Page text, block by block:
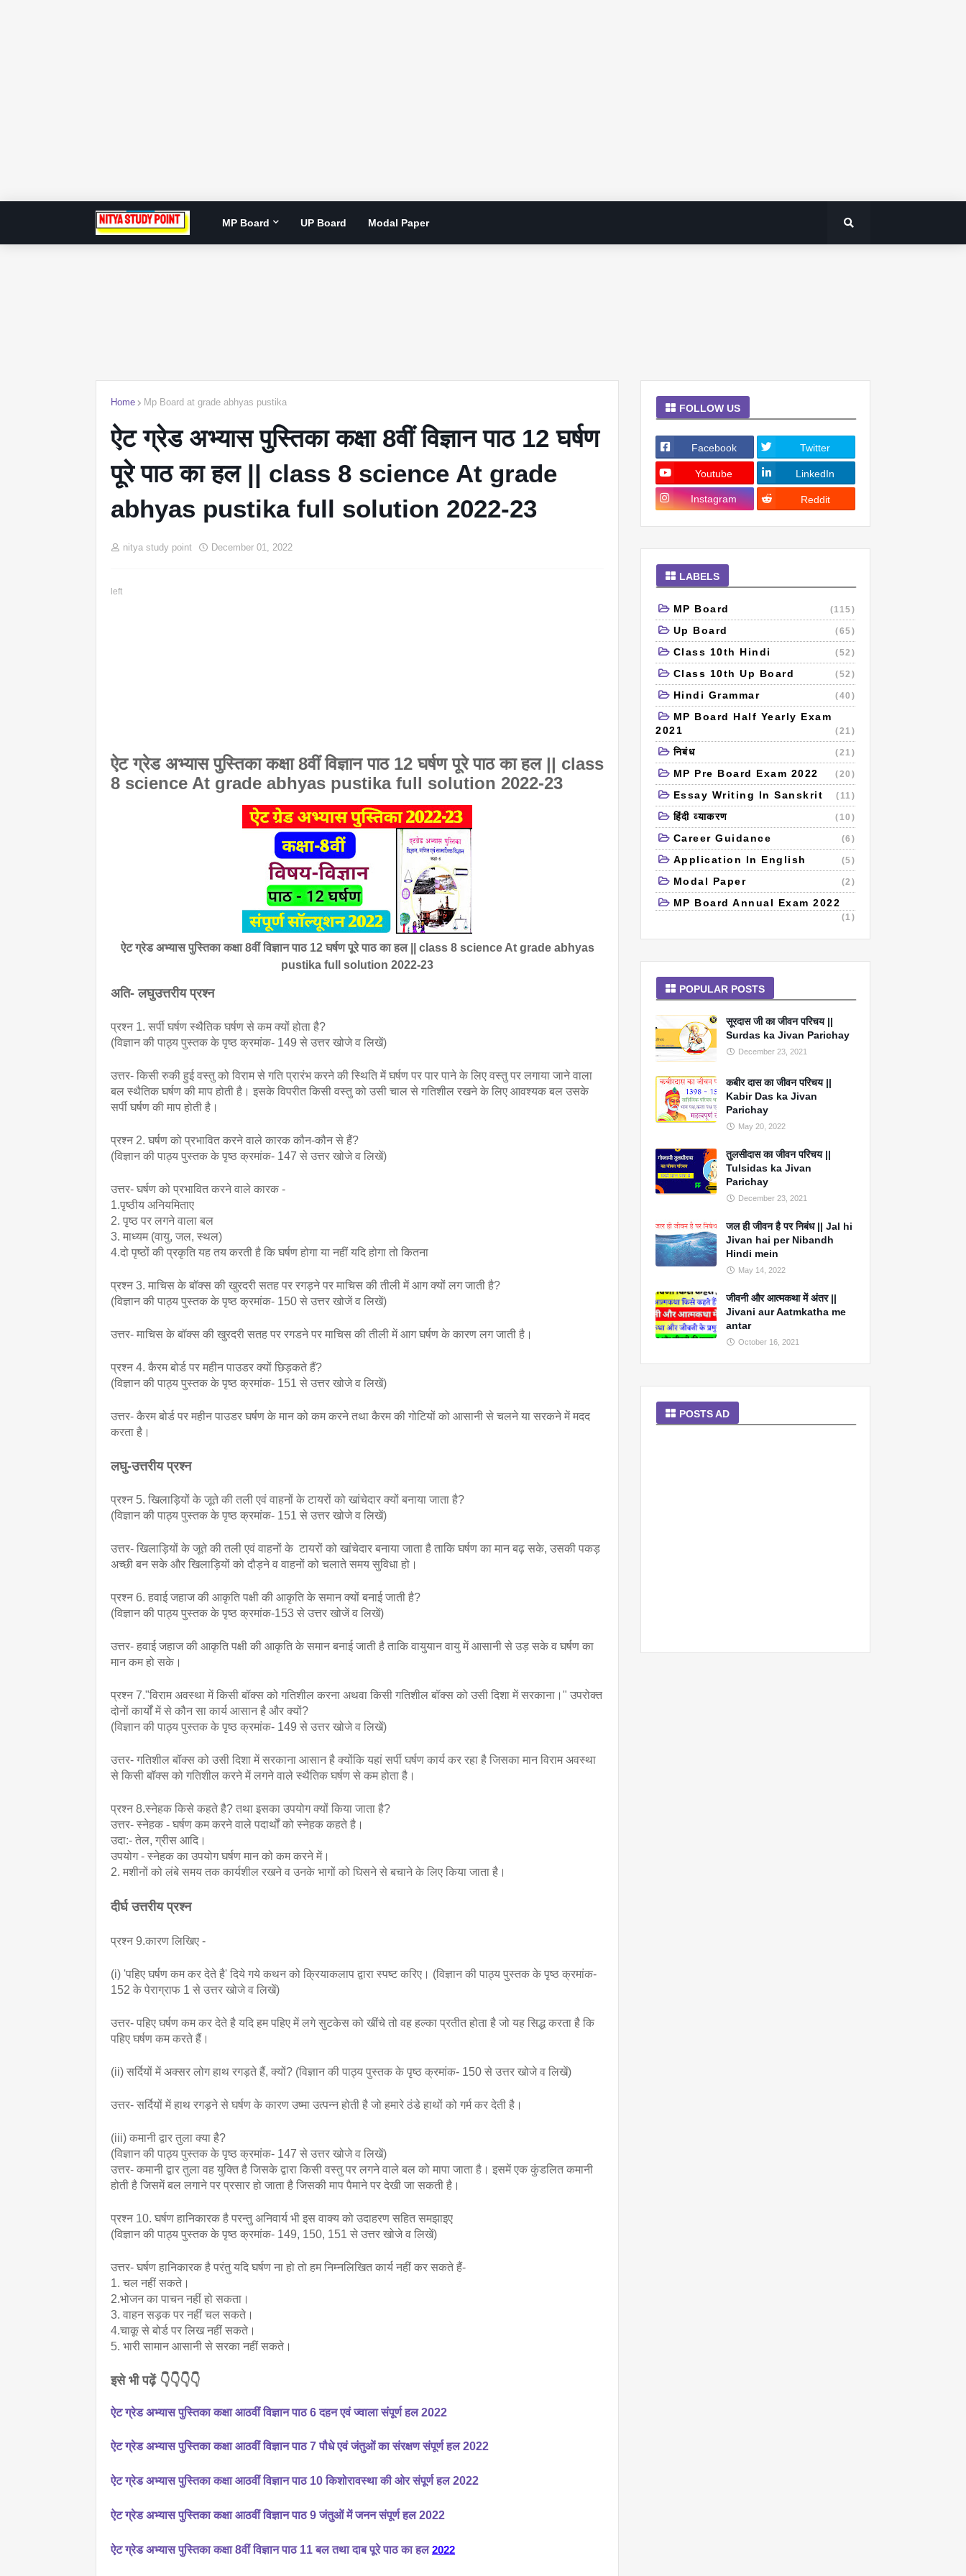
MP Board UP Board Modal Paper
Home Mp Board at grade abhyas pustika
ऐट ग्रेड अभ्यास पुस्तिका कक्षा 8वीं विज्ञान पाठ 12 घर्षण
पूरे पाठ का हल || class 8 science At grade
abhyas pustika full solution 2022-23
nitya study point December 01, 2022
left
ऐट ग्रेड अभ्यास पुस्तिका कक्षा 8वीं विज्ञान पाठ 12 घर्षण पूरे पाठ का हल || class
8 science At grade abhyas pustika full solution 2022-23
ऐट ग्रेड अभ्यास पुस्तिका कक्षा 8वीं विज्ञान पाठ 12 घर्षण पूरे पाठ का हल || class 8 science At grade abhyas
pustika full solution 2022-23
अति- लघुउत्तरीय प्रश्न
प्रश्न 1. सर्पी घर्षण स्थैतिक घर्षण से कम क्यों होता है?
(विज्ञान की पाठ्य पुस्तक के पृष्ठ क्रमांक- 149 से उत्तर खोजे व लिखें)
उत्तर- किसी रुकी हुई वस्तु को विराम से गति प्रारंभ करने की स्थिति में घर्षण पर पार पाने के लिए वस्तु पर लगाया जाने वाला
बल स्थैतिक घर्षण की माप होती है। इसके विपरीत किसी वस्तु को उसी चाल से गतिशील रखने के लिए आवश्यक बल उसके
सर्पी घर्षण की माप होती है।
प्रश्न 2. घर्षण को प्रभावित करने वाले कारक कौन-कौन से हैं?
(विज्ञान की पाठ्य पुस्तक के पृष्ठ क्रमांक- 147 से उत्तर खोजे व लिखें)
उत्तर- घर्षण को प्रभावित करने वाले कारक -
1.पृष्ठीय अनियमिताए
2. पृष्ठ पर लगने वाला बल
3. माध्यम (वायु, जल, स्थल)
4.दो पृष्ठों की प्रकृति यह तय करती है कि घर्षण होगा या नहीं यदि होगा तो कितना
प्रश्न 3. माचिस के बॉक्स की खुरदरी सतह पर रगड़ने पर माचिस की तीली में आग क्यों लग जाती है?
(विज्ञान की पाठ्य पुस्तक के पृष्ठ क्रमांक- 150 से उत्तर खोजें व लिखें)
उत्तर- माचिस के बॉक्स की खुरदरी सतह पर रगडने पर माचिस की तीली में आग घर्षण के कारण लग जाती है।
प्रश्न 4. कैरम बोर्ड पर महीन पाउडर क्यों छिड़कते हैं?
(विज्ञान की पाठ्य पुस्तक के पृष्ठ क्रमांक- 151 से उत्तर खोजे व लिखें)
उत्तर- कैरम बोर्ड पर महीन पाउडर घर्षण के मान को कम करने तथा कैरम की गोटियों को आसानी से चलने या सरकने में मदद
करता है।
लघु-उत्तरीय प्रश्न
प्रश्न 5. खिलाड़ियों के जूते की तली एवं वाहनों के टायरों को खांचेदार क्यों बनाया जाता है?
(विज्ञान की पाठ्य पुस्तक के पृष्ठ क्रमांक- 151 से उत्तर खोजे व लिखें)
उत्तर- खिलाड़ियों के जूते की तली एवं वाहनों के  टायरों को खांचेदार बनाया जाता है ताकि घर्षण का मान बढ़ सके, उसकी पकड़
अच्छी बन सके और खिलाड़ियों को दौड़ने व वाहनों को चलाते समय सुविधा हो।
प्रश्न 6. हवाई जहाज की आकृति पक्षी की आकृति के समान क्यों बनाई जाती है?
(विज्ञान की पाठ्य पुस्तक के पृष्ठ क्रमांक-153 से उत्तर खोजें व लिखें)
उत्तर- हवाई जहाज की आकृति पक्षी की आकृति के समान बनाई जाती है ताकि वायुयान वायु में आसानी से उड़ सके व घर्षण का
मान कम हो सके।
प्रश्न 7."विराम अवस्था में किसी बॉक्स को गतिशील करना अथवा किसी गतिशील बॉक्स को उसी दिशा में सरकाना।" उपरोक्त
दोनों कार्यों में से कौन सा कार्य आसान है और क्यों?
(विज्ञान की पाठ्य पुस्तक के पृष्ठ क्रमांक- 149 से उत्तर खोजे व लिखें)
उत्तर- गतिशील बॉक्स को उसी दिशा में सरकाना आसान है क्योंकि यहां सर्पी घर्षण कार्य कर रहा है जिसका मान विराम अवस्था
से किसी बॉक्स को गतिशील करने में लगने वाले स्थैतिक घर्षण से कम होता है।
प्रश्न 8.स्नेहक किसे कहते है? तथा इसका उपयोग क्यों किया जाता है?
उत्तर- स्नेहक - घर्षण कम करने वाले पदार्थों को स्नेहक कहते है।
उदा:- तेल, ग्रीस आदि।
उपयोग - स्नेहक का उपयोग घर्षण मान को कम करने में।
2. मशीनों को लंबे समय तक कार्यशील रखने व उनके भागों को घिसने से बचाने के लिए किया जाता है।
दीर्घ उत्तरीय प्रश्न
प्रश्न 9.कारण लिखिए -
(i) 'पहिए घर्षण कम कर देते है' दिये गये कथन को क्रियाकलाप द्वारा स्पष्ट करिए। (विज्ञान की पाठ्य पुस्तक के पृष्ठ क्रमांक-
152 के पेराग्राफ 1 से उत्तर खोजे व लिखें)
उत्तर- पहिए घर्षण कम कर देते है यदि हम पहिए में लगे सुटकेस को खींचे तो वह हल्का प्रतीत होता है जो यह सिद्ध करता है कि
पहिए घर्षण कम करते हैं।
(ii) सर्दियों में अक्सर लोग हाथ रगड़ते हैं, क्यों? (विज्ञान की पाठ्य पुस्तक के पृष्ठ क्रमांक- 150 से उत्तर खोजे व लिखें)
उत्तर- सर्दियों में हाथ रगड़ने से घर्षण के कारण उष्मा उत्पन्न होती है जो हमारे ठंडे हाथों को गर्म कर देती है।
(iii) कमानी द्वार तुला क्या है?
(विज्ञान की पाठ्य पुस्तक के पृष्ठ क्रमांक- 147 से उत्तर खोजे व लिखें)
उत्तर- कमानी द्वार तुला वह युक्ति है जिसके द्वारा किसी वस्तु पर लगने वाले बल को मापा जाता है। इसमें एक कुंडलित कमानी
होती है जिसमें बल लगाने पर प्रसार हो जाता है जिसकी माप पैमाने पर देखी जा सकती है।
प्रश्न 10. घर्षण हानिकारक है परन्तु अनिवार्य भी इस वाक्य को उदाहरण सहित समझाइए
(विज्ञान की पाठ्य पुस्तक के पृष्ठ क्रमांक- 149, 150, 151 से उत्तर खोजे व लिखें)
उत्तर- घर्षण हानिकारक है परंतु यदि घर्षण ना हो तो हम निम्नलिखित कार्य नहीं कर सकते हैं-
1. चल नहीं सकते।
2.भोजन का पाचन नहीं हो सकता।
3. वाहन सड़क पर नहीं चल सकते।
4.चाकू से बोर्ड पर लिख नहीं सकते।
5. भारी सामान आसानी से सरका नहीं सकते।
इसे भी पढ़ें 👇👇👇👇
ऐट ग्रेड अभ्यास पुस्तिका कक्षा आठवीं विज्ञान पाठ 6 दहन एवं ज्वाला संपूर्ण हल 2022
ऐट ग्रेड अभ्यास पुस्तिका कक्षा आठवीं विज्ञान पाठ 7 पौधे एवं जंतुओं का संरक्षण संपूर्ण हल 2022
ऐट ग्रेड अभ्यास पुस्तिका कक्षा आठवीं विज्ञान पाठ 10 किशोरावस्था की ओर संपूर्ण हल 2022
ऐट ग्रेड अभ्यास पुस्तिका कक्षा आठवीं विज्ञान पाठ 9 जंतुओं में जनन संपूर्ण हल 2022
ऐट ग्रेड अभ्यास पुस्तिका कक्षा 8वीं विज्ञान पाठ 11 बल तथा दाब पूरे पाठ का हल 2022
FOLLOW US
Facebook Twitter
Youtube LinkedIn
Instagram Reddit
LABELS
MP Board (115)
Up Board (65)
Class 10th Hindi (52)
Class 10th Up Board (52)
Hindi Grammar (40)
MP Board Half Yearly Exam
2021
(21)
निबंध (21)
MP Pre Board Exam 2022 (20)
Essay Writing In Sanskrit (11)
हिंदी व्याकरण (10)
Career Guidance (6)
Application In English (5)
Modal Paper (2)
MP Board Annual Exam 2022
(1)
POPULAR POSTS
सूरदास जी का जीवन परिचय ||
Surdas ka Jivan Parichay
December 23, 2021
कबीर दास का जीवन परिचय ||
Kabir Das ka Jivan
Parichay
May 20, 2022
तुलसीदास का जीवन परिचय ||
Tulsidas ka Jivan
Parichay
December 23, 2021
जल ही जीवन है पर निबंध || Jal hi
Jivan hai per Nibandh
Hindi mein
May 14, 2022
जीवनी और आत्मकथा में अंतर ||
Jivani aur Aatmkatha me
antar
October 16, 2021
POSTS AD